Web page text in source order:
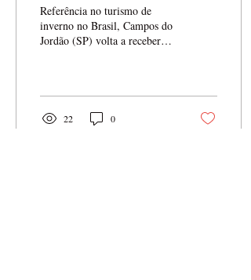
FIM
Referência no turismo de
inverno no Brasil, Campos do
Jordão (SP) volta a receber
22 0